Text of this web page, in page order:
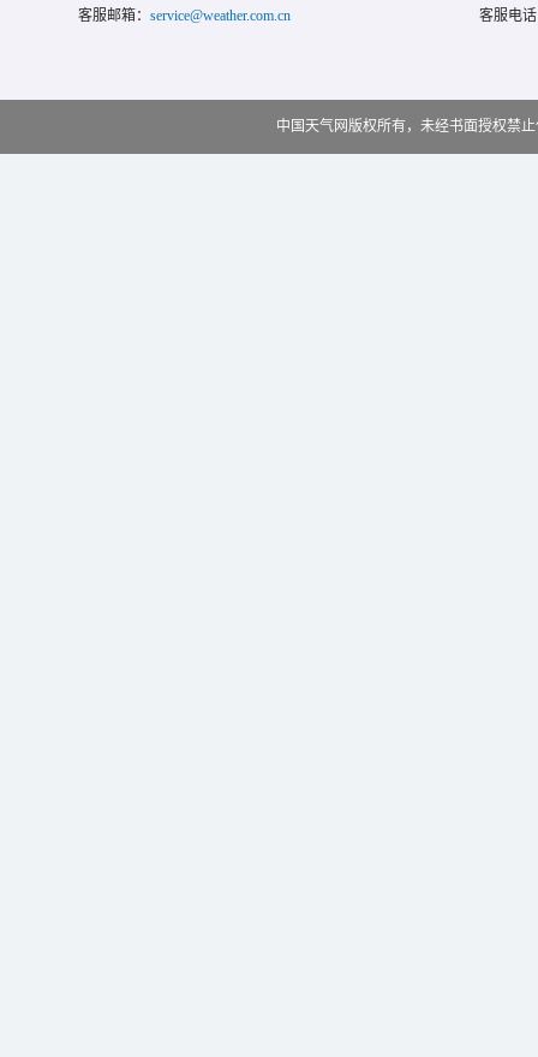
客服邮箱： service@weather.com.cn 客服电
中国天气网版权所有，未经书面授权